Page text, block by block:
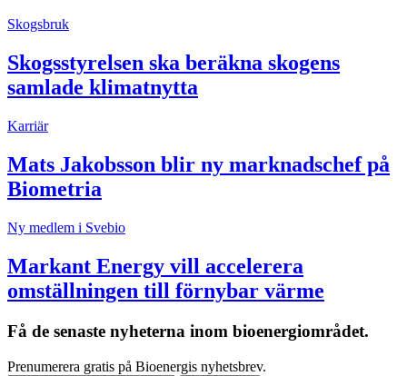
Skogsbruk
Skogsstyrelsen ska beräkna skogens
samlade klimatnytta
Karriär
Mats Jakobsson blir ny marknadschef på
Biometria
Ny medlem i Svebio
Markant Energy vill accelerera
omställningen till förnybar värme
Få de senaste nyheterna inom bioenergiområdet.
Prenumerera gratis på Bioenergis nyhetsbrev.